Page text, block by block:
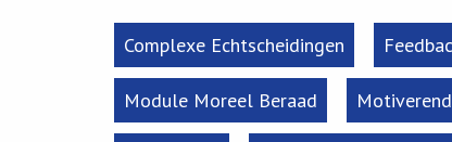
Complexe Echtscheidingen
Module Moreel Beraad